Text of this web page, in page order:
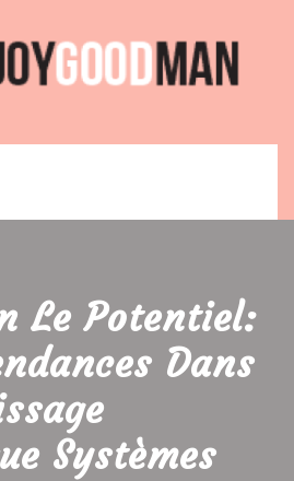
Le Potentiel:
Dans
Systèmes